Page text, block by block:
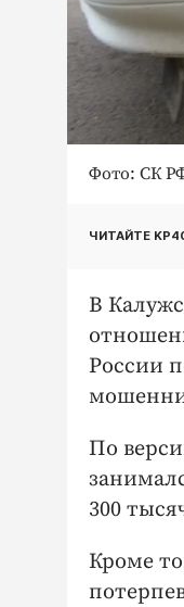
Фото: СК
ЧИТАЙТЕ
В
России
По
300
Кроме